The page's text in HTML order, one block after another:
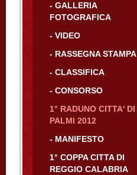
- GALLERIA
FOTOGRAFICA
- VIDEO
- RASSEGNA STAMPA
- CLASSIFICA
- CONSORSO
1° RADUNO CITTA' DI
PALMI 2012
- MANIFESTO
1° COPPA CITTA DI
REGGIO CALABRIA